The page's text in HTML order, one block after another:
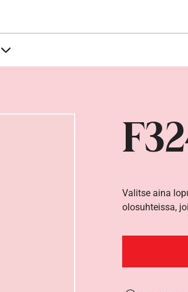
Valitse aina
olosuhteissa,